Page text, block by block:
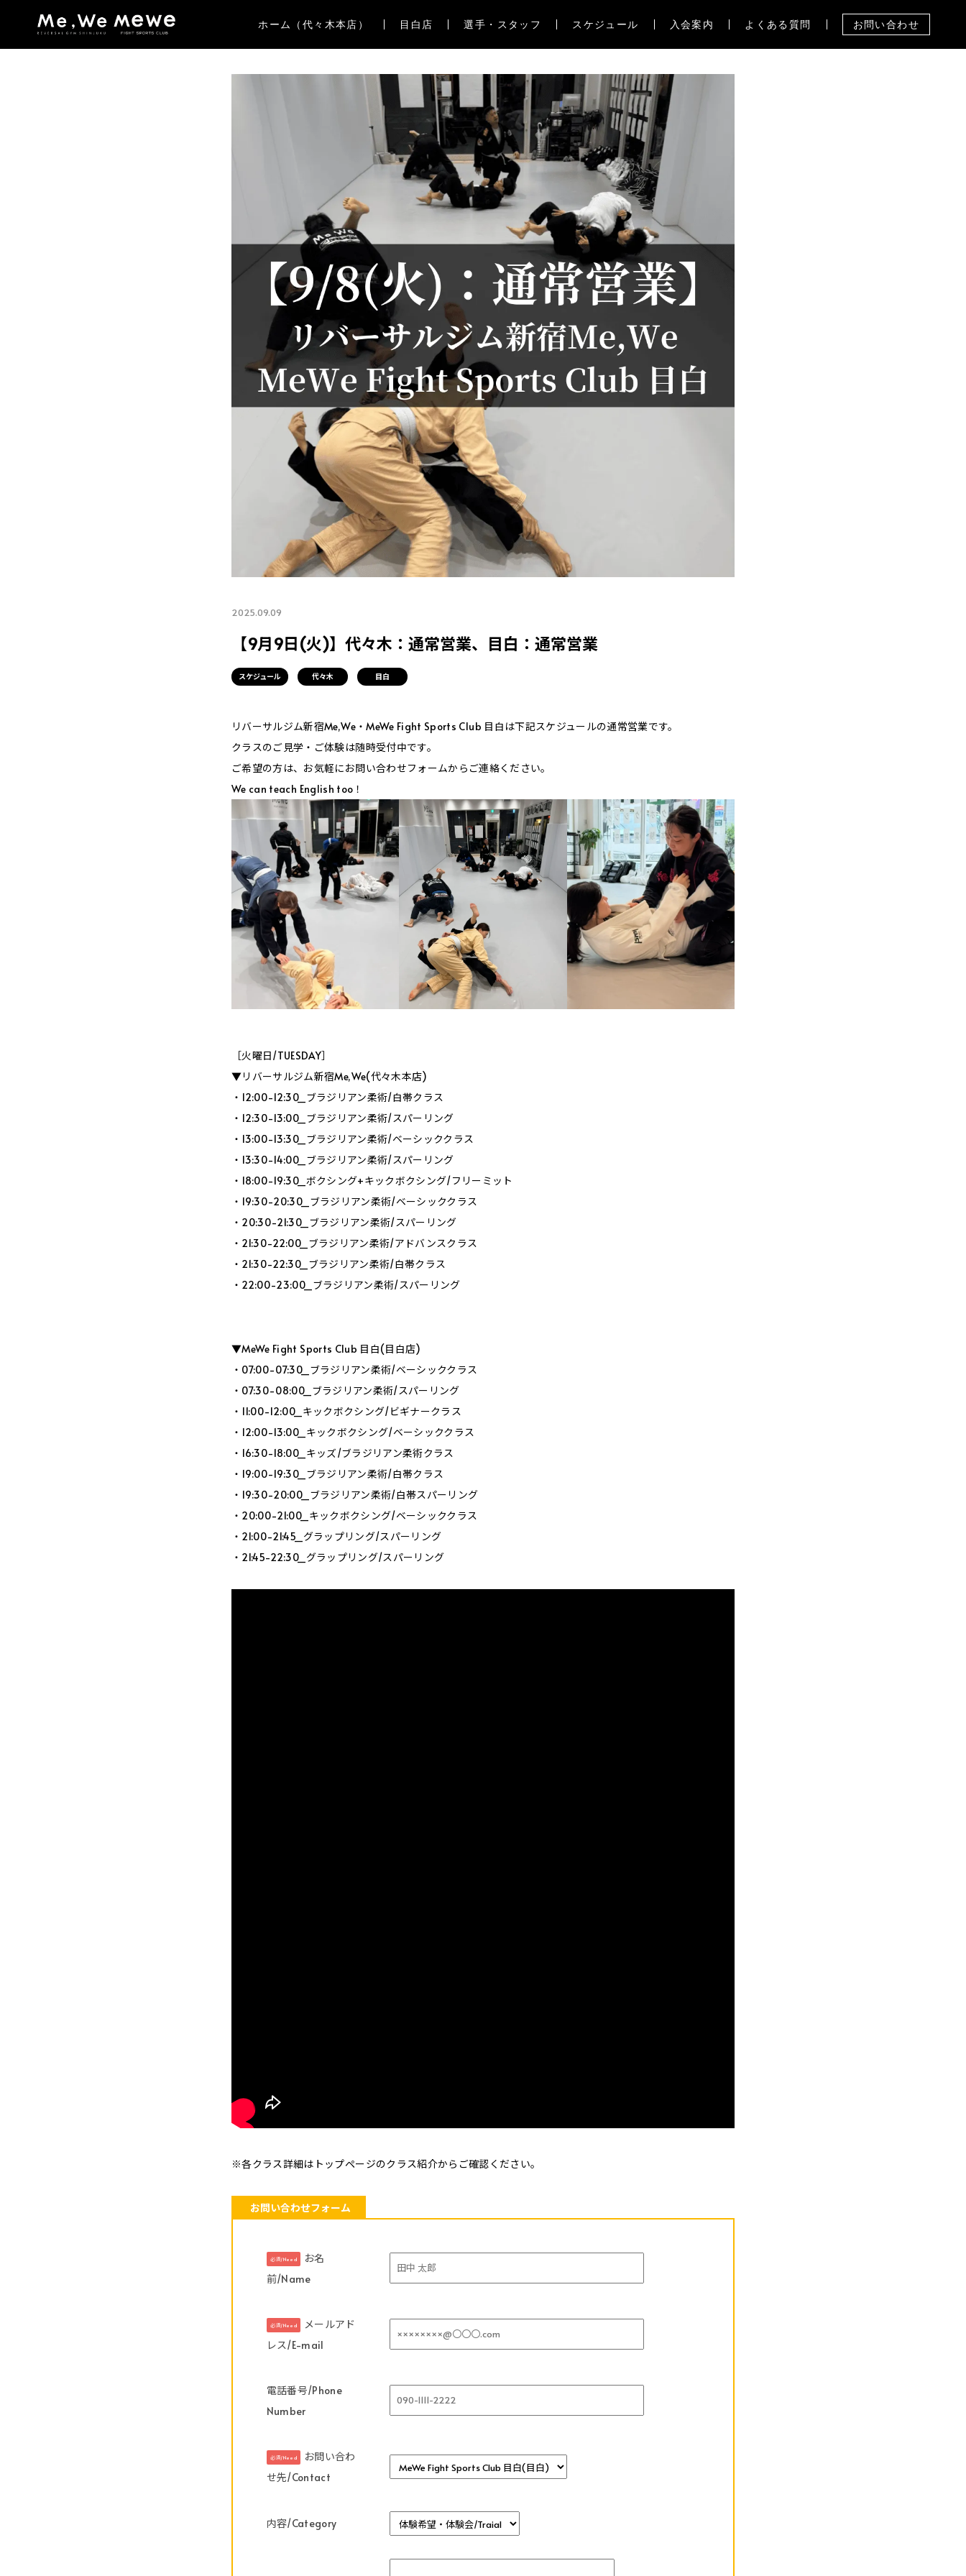
ホーム（代々木本店） 目白店 選手・スタッフ スケジュール 入会案内 よくある質問 お問い合わせ
2025.09.09
【9月9日(火)】代々木：通常営業、目白：通常営業
スケジュール 代々木 目白
リバーサルジム新宿Me,We・MeWe Fight Sports Club 目白は下記スケジュールの通常営業です。
クラスのご見学・ご体験は随時受付中です。
ご希望の方は、お気軽にお問い合わせフォームからご連絡ください。
We can teach English too！
［火曜日/TUESDAY］
▼リバーサルジム新宿Me,We(代々木本店)
・12:00-12:30_ブラジリアン柔術/白帯クラス
・12:30-13:00_ブラジリアン柔術/スパーリング
・13:00-13:30_ブラジリアン柔術/ベーシッククラス
・13:30-14:00_ブラジリアン柔術/スパーリング
・18:00-19:30_ボクシング+キックボクシング/フリーミット
・19:30-20:30_ブラジリアン柔術/ベーシッククラス
・20:30-21:30_ブラジリアン柔術/スパーリング
・21:30-22:00_ブラジリアン柔術/アドバンスクラス
・21:30-22:30_ブラジリアン柔術/白帯クラス
・22:00-23:00_ブラジリアン柔術/スパーリング
▼MeWe Fight Sports Club 目白(目白店)
・07:00-07:30_ブラジリアン柔術/ベーシッククラス
・07:30-08:00_ブラジリアン柔術/スパーリング
・11:00-12:00_キックボクシング/ビギナークラス
・12:00-13:00_キックボクシング/ベーシッククラス
・16:30-18:00_キッズ/ブラジリアン柔術クラス
・19:00-19:30_ブラジリアン柔術/白帯クラス
・19:30-20:00_ブラジリアン柔術/白帯スパーリング
・20:00-21:00_キックボクシング/ベーシッククラス
・21:00-21:45_グラップリング/スパーリング
・21:45-22:30_グラップリング/スパーリング
※各クラス詳細はトップページのクラス紹介からご確認ください。
お問い合わせフォーム
必須/Need
お名
前/Name
必須/Need
メールアド
レス/E-mail
電話番号/Phone
Number
必須/Need
お問い合わ
せ先/Contact
内容/Category